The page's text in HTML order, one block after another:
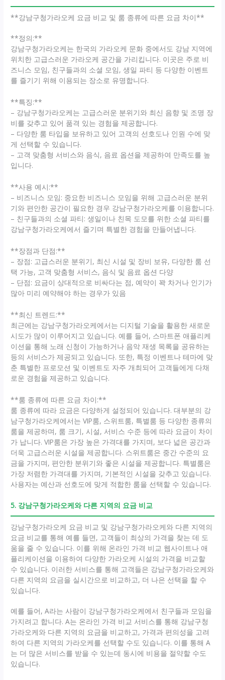
**강남구청가라오케 요금 비교 및 룸 종류에 따른 요금 차이**
**정의:**
강남구청가라오케는 한국의 가라오케 문화 중에서도 강남 지역에
위치한 고급스러운 가라오케 공간을 가리킵니다. 이곳은 주로 비
즈니스 모임, 친구들과의 소셜 모임, 생일 파티 등 다양한 이벤트
를 즐기기 위해 이용되는 장소로 유명합니다.
**특징:**
– 강남구청가라오케는 고급스러운 분위기와 최신 음향 및 조명 장
비를 갖추고 있어 품격 있는 경험을 제공합니다.
– 다양한 룸 타입을 보유하고 있어 고객의 선호도나 인원 수에 맞
게 선택할 수 있습니다.
– 고객 맞춤형 서비스와 음식, 음료 옵션을 제공하여 만족도를 높
입니다.
**사용 예시:**
– 비즈니스 모임: 중요한 비즈니스 모임을 위해 고급스러운 분위
기와 편안한 공간이 필요한 경우 강남구청가라오케를 이용합니다.
– 친구들과의 소셜 파티: 생일이나 친목 도모를 위한 소셜 파티를
강남구청가라오케에서 즐기며 특별한 경험을 만들어냅니다.
**장점과 단점:**
– 장점: 고급스러운 분위기, 최신 시설 및 장비 보유, 다양한 룸 선
택 가능, 고객 맞춤형 서비스, 음식 및 음료 옵션 다양
– 단점: 요금이 상대적으로 비싸다는 점, 예약이 꽉 차거나 인기가
많아 미리 예약해야 하는 경우가 있음
**최신 트렌드:**
최근에는 강남구청가라오케에서는 디지털 기술을 활용한 새로운
시도가 많이 이루어지고 있습니다. 예를 들어, 스마트폰 애플리케
이션을 통해 노래 신청이 가능하거나 음악 재생 목록을 공유하는
등의 서비스가 제공되고 있습니다. 또한, 특정 이벤트나 테마에 맞
춘 특별한 프로모션 및 이벤트도 자주 개최되어 고객들에게 다채
로운 경험을 제공하고 있습니다.
**룸 종류에 따른 요금 차이:**
룸 종류에 따라 요금은 다양하게 설정되어 있습니다. 대부분의 강
남구청가라오케에서는 VIP룸, 스위트룸, 특별룸 등 다양한 종류의
룸을 제공하며, 룸 크기, 시설, 서비스 수준 등에 따라 요금이 차이
가 납니다. VIP룸은 가장 높은 가격대를 가지며, 보다 넓은 공간과
더욱 고급스러운 시설을 제공합니다. 스위트룸은 중간 수준의 요
금을 가지며, 편안한 분위기와 좋은 시설을 제공합니다. 특별룸은
가장 저렴한 가격대를 가지며, 기본적인 시설을 갖추고 있습니다.
사용자는 예산과 선호도에 맞게 적합한 룸을 선택할 수 있습니다.
5. 강남구청가라오케와 다른 지역의 요금 비교
강남구청가라오케 요금 비교 및 강남구청가라오케와 다른 지역의
요금 비교를 통해 예를 들면, 고객들이 최상의 가격을 찾는 데 도
움을 줄 수 있습니다. 이를 위해 온라인 가격 비교 웹사이트나 애
플리케이션을 이용하여 다양한 가라오케 시설의 가격을 비교할
수 있습니다. 이러한 서비스를 통해 고객들은 강남구청가라오케와
다른 지역의 요금을 실시간으로 비교하고, 더 나은 선택을 할 수
있습니다.
예를 들어, A라는 사람이 강남구청가라오케에서 친구들과 모임을
가지려고 합니다. A는 온라인 가격 비교 서비스를 통해 강남구청
가라오케와 다른 지역의 요금을 비교하고, 가격과 편의성을 고려
하여 다른 지역의 가라오케를 선택할 수도 있습니다. 이를 통해 A
는 더 많은 서비스를 받을 수 있는데 동시에 비용을 절약할 수도
있습니다.